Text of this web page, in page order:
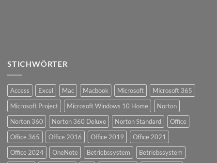
STICHWÖRTER
Access Excel Mac Macbook Microsoft
Microsoft 365
Microsoft Project
Microsoft Windows 10 Home
Norton
Norton 360
Norton 360 Deluxe Norton Standard
Office
Office 365
Office 2016 Office 2019
Office 2021
Office 2024
OneNote Betriebssystem
Betriebssystem